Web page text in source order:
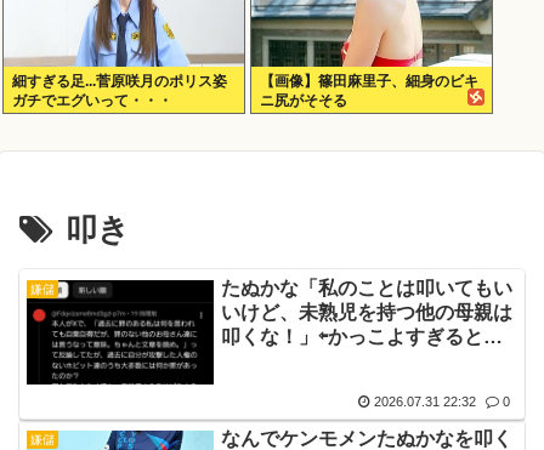
細すぎる足...菅原咲月のポリス姿
ガチでエグいって・・・
【画像】篠田麻里子、細身のビキ
ニ尻がそそる
叩き
嫌儲
たぬかな「私のことは叩いてもい
いけど、未熟児を持つ他の母親は
叩くな！」⇦かっこよすぎると話
2026.07.31 22:32 0
嫌儲
なんでケンモメンたぬかなを叩く